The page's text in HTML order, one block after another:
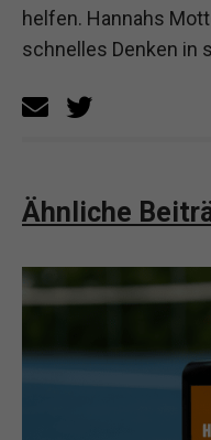
helfen. Hannahs
schnelles Denken in
Ähnliche